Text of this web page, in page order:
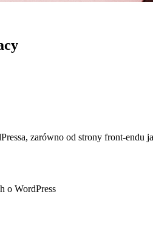
zarówno od strony front-endu
o WordPress